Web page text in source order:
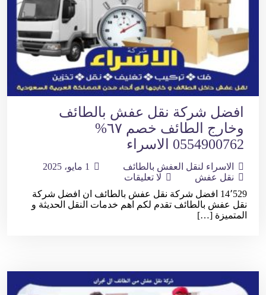
افضل شركة نقل عفش بالطائف
وخارج الطائف خصم ٦٧%
0554900762 الاسراء
الاسراء لنقل العفش بالطائف
1 مايو، 2025
نقل عفش
لا تعليقات
14٬529 افضل شركة نقل عفش بالطائف ان افضل شركة
نقل عفش بالطائف تقدم لكم اهم خدمات النقل الحديثة و
المتميزة […]